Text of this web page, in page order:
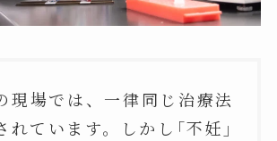
現場では、一律同じ治療法
れています。しかし｢不妊｣